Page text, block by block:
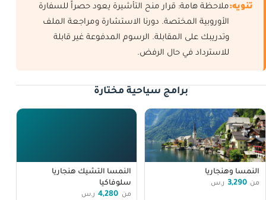
تنويه:ملاحظة هامة: قرار منح التأشيرة يعود حصراً للسفارة
الأوروبية المختصة. دورنا الاستشارة ومراجعة الملف
وتدريبك على المقابلة. الرسوم المدفوعة غير قابلة
للاسترداد في حال الرفض.
برامج سياحية مختارة
النمسا وهنجاريا
من 3,290 ر.س
النمسا التشيك هنجاريا
سلوفاكيا
من 4,280 ر.س